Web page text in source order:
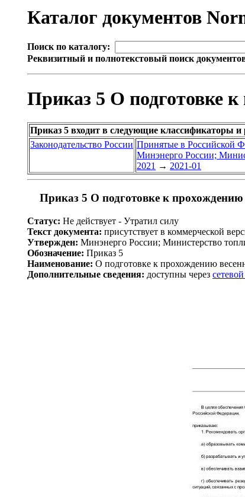
Каталог документов
Поиск по каталогу:
Реквизитный и полнотекстовый поиск
Приказ 5 О подготовке к
Приказ 5 входит в следующие классификаторы и
Законодательство России Принятые в Российской
Минэнерго России;
2021 → 2021-01
Приказ 5 О подготовке к прохождению
Статус: Не действует - Утратил силу
Текст документа: присутствует в коммерческой
Утвержден: Минэнерго России; Министерство
Обозначение: Приказ 5
Наименование: О подготовке к прохождению
Дополнительные сведения: доступны через